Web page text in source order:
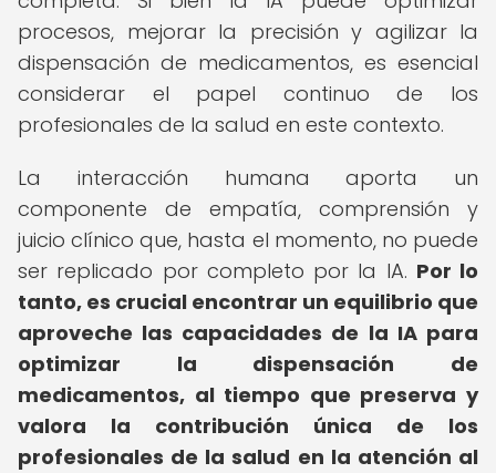
procesos, mejorar la precisión y agilizar la
dispensación de medicamentos, es esencial
considerar el papel continuo de los
profesionales de la salud en este contexto.
La interacción humana aporta un
componente de empatía, comprensión y
juicio clínico que, hasta el momento, no puede
ser replicado por completo por la IA. Por lo
tanto, es crucial encontrar un equilibrio que
aproveche las capacidades de la IA para
optimizar la dispensación de
medicamentos, al tiempo que preserva y
valora la contribución única de los
profesionales de la salud en la atención al